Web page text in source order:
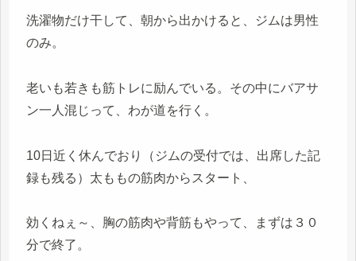
洗濯物だけ干して、朝から出かけると、ジムは男性
のみ。
老いも若きも筋トレに励んでいる。その中にバアサ
ン一人混じって、わが道を行く。
10日近く休んでおり（ジムの受付では、出席した記
録も残る）太ももの筋肉からスタート、
効くねぇ～、胸の筋肉や背筋もやって、まずは３０
分で終了。